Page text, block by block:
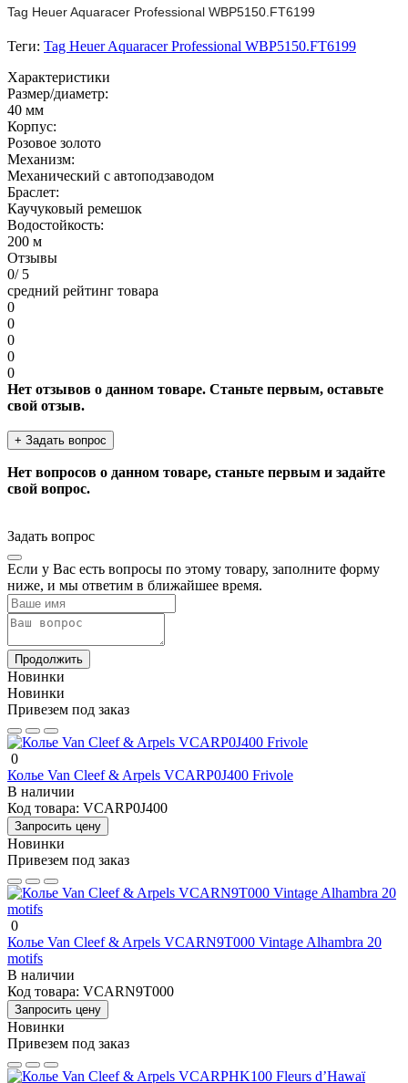
Tag Heuer Aquaracer Professional WBP5150.FT6199
Теги: Tag Heuer Aquaracer Professional WBP5150.FT6199
Характеристики
Размер/диаметр:
40 мм
Корпус:
Розовое золото
Механизм:
Механический с автоподзаводом
Браслет:
Каучуковый ремешок
Водостойкость:
200 м
Отзывы
0/ 5
средний рейтинг товара
0
0
0
0
0
Нет отзывов о данном товаре. Станьте первым, оставьте
свой отзыв.
+ Задать вопрос
Нет вопросов о данном товаре, станьте первым и задайте
свой вопрос.
Задать вопрос
Если у Вас есть вопросы по этому товару, заполните форму
ниже, и мы ответим в ближайшее время.
Продолжить
Новинки
Новинки
Привезем под заказ
0
Колье Van Cleef & Arpels VCARP0J400 Frivole
В наличии
Код товара: VCARP0J400
Запросить цену
Новинки
Привезем под заказ
0
Колье Van Cleef & Arpels VCARN9T000 Vintage Alhambra 20
motifs
В наличии
Код товара: VCARN9T000
Запросить цену
Новинки
Привезем под заказ